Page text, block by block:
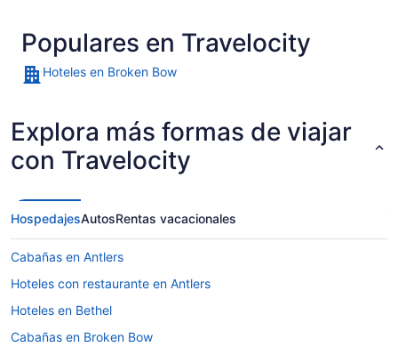
Populares en Travelocity
Hoteles en Broken Bow
Explora más formas de viajar
con Travelocity
HospedajesAutosRentas vacacionales
Cabañas en Antlers
Hoteles con restaurante en Antlers
Hoteles en Bethel
Cabañas en Broken Bow